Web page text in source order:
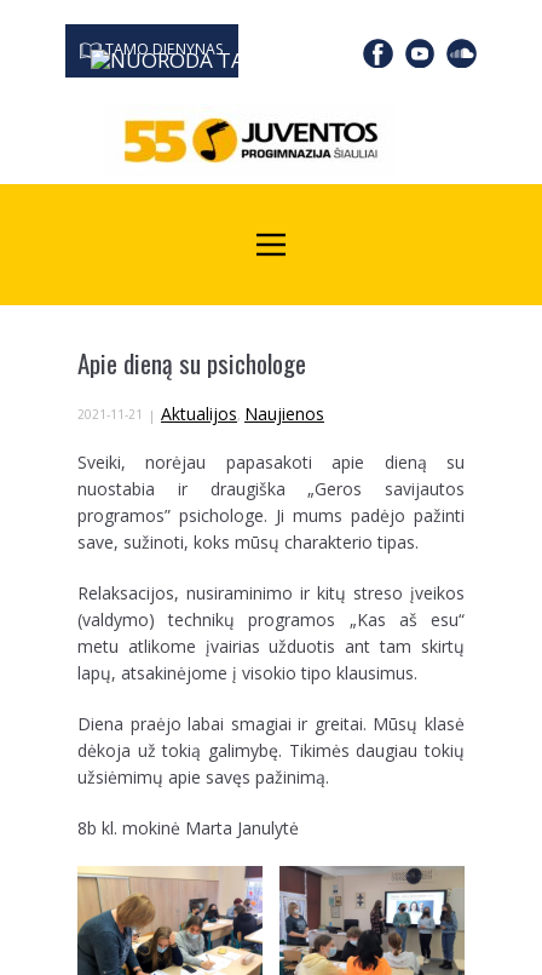
TAMO DIENYNAS
0667 19366
Apie dieną su psichologe
2021-11-21 Aktualijos, Naujienos
Sveiki, norėjau papasakoti apie dieną su
nuostabia ir draugiška „Geros savijautos
programos” psichologe. Ji mums padėjo pažinti
save, sužinoti, koks mūsų charakterio tipas.
Relaksacijos, nusiraminimo ir kitų streso įveikos
(valdymo) technikų programos „Kas aš esu“
metu atlikome įvairias užduotis ant tam skirtų
lapų, atsakinėjome į visokio tipo klausimus.
Diena praėjo labai smagiai ir greitai. Mūsų klasė
dėkoja už tokią galimybę. Tikimės daugiau tokių
užsiėmimų apie savęs pažinimą.
8b kl. mokinė Marta Janulytė